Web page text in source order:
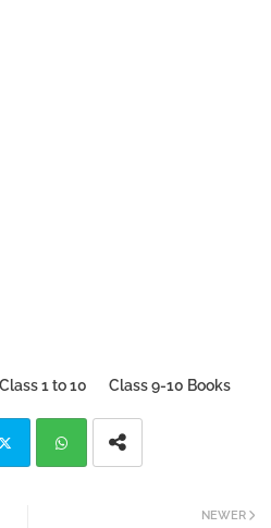
Class 1 to 10 Class 9-10 Books
NEWER